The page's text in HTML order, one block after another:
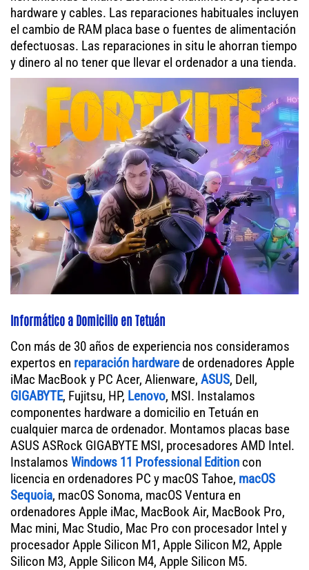
hardware y cables. Las reparaciones habituales incluyen
el cambio de RAM placa base o fuentes de alimentación
defectuosas. Las reparaciones in situ le ahorran tiempo
y dinero al no tener que llevar el ordenador a una tienda.
Informático a Domicilio en Tetuán
Con más de 30 años de experiencia nos consideramos
expertos en reparación hardwarede ordenadores Apple
iMac MacBook y PC Acer, Alienware, ASUS, Dell,
GIGABYTE, Fujitsu, HP, Lenovo, MSI. Instalamos
componentes hardware a domicilio en Tetuán en
cualquier marca de ordenador. Montamos placas base
ASUS ASRock GIGABYTE MSI, procesadores AMD Intel.
Instalamos Windows 11 Professional Edition con
licencia en ordenadores PC y macOS Tahoe, macOS
Sequoia, macOS Sonoma, macOS Ventura en
ordenadores Apple iMac, MacBook Air, MacBook Pro,
Mac mini, Mac Studio, Mac Pro con procesador Intel y
procesador Apple Silicon M1, Apple Silicon M2, Apple
Silicon M3, Apple Silicon M4, Apple Silicon M5.